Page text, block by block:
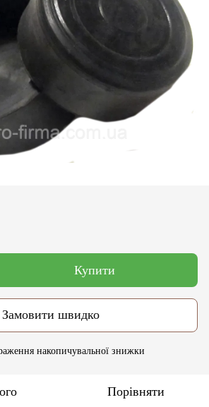
Купити
Замовити швидко
накопичувальної знижки
Порівняти